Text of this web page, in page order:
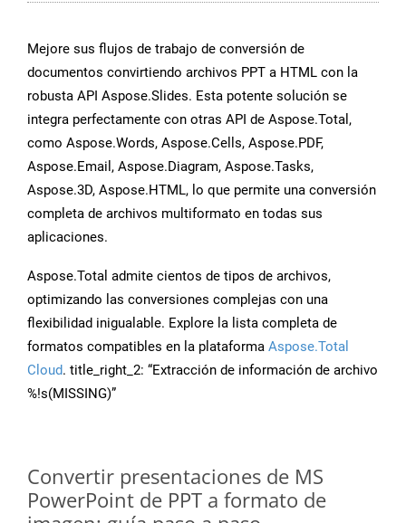
Mejore sus flujos de trabajo de conversión de
documentos convirtiendo archivos PPT a HTML con la
robusta API Aspose.Slides. Esta potente solución se
integra perfectamente con otras API de Aspose.Total,
como Aspose.Words, Aspose.Cells, Aspose.PDF,
Aspose.Email, Aspose.Diagram, Aspose.Tasks,
Aspose.3D, Aspose.HTML, lo que permite una conversión
completa de archivos multiformato en todas sus
aplicaciones.
Aspose.Total admite cientos de tipos de archivos,
optimizando las conversiones complejas con una
flexibilidad inigualable. Explore la lista completa de
formatos compatibles en la plataforma Aspose.Total
Cloud. title_right_2: “Extracción de información de archivo
%!s(MISSING)”
Convertir presentaciones de MS
PowerPoint de PPT a formato de